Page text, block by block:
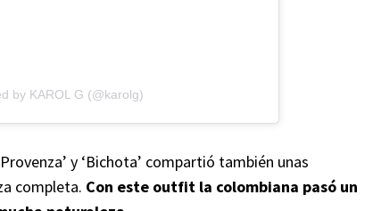
by KAROL G (@karolg)
y ‘Bichota’ compartió también unas
completa. Con este outfit la colombiana pasó un